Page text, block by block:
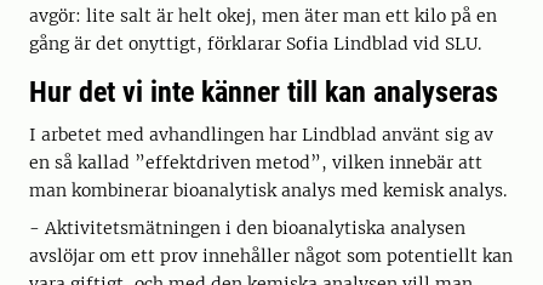
avgör: lite salt är helt okej, men äter man ett kilo på en
gång är det onyttigt, förklarar Sofia Lindblad vid SLU.
Hur det vi inte känner till kan analyseras
I arbetet med avhandlingen har Lindblad använt sig av
en så kallad ”effektdriven metod”, vilken innebär att
man kombinerar bioanalytisk analys med kemisk analys.
- Aktivitetsmätningen i den bioanalytiska analysen
avslöjar om ett prov innehåller något som potentiellt kan